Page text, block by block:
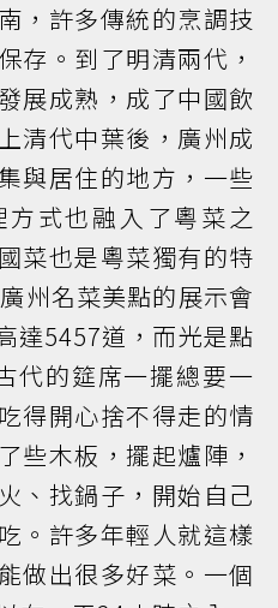
，許多傳統的烹調技
存。到了明清兩代，
展成熟，成了中國飲
清代中葉後，廣州成
與居住的地方，一些
式也融入了粵菜之
菜也是粵菜獨有的特
州名菜美點的展示會
達5457道，而光是點
代的筵席一擺總要一
得開心捨不得走的情
些木板，擺起爐陣，
、找鍋子，開始自己
。許多年輕人就這樣
做出很多好菜。一個